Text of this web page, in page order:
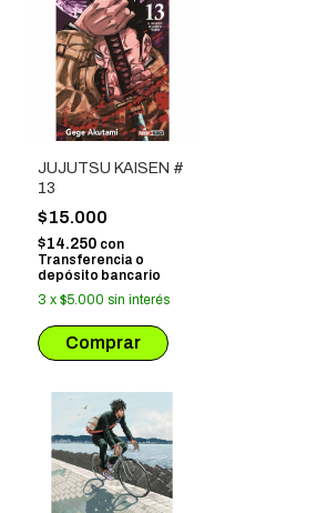
JUJUTSU KAISEN #
13
$15.000
$14.250 con
Transferencia o
depósito bancario
3 x $5.000 sin interés